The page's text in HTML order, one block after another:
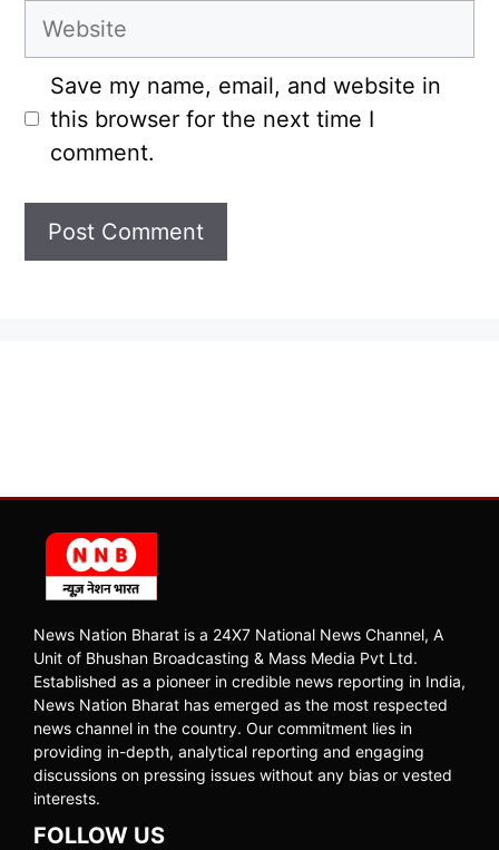
Website
Save my name, email, and website in
this browser for the next time I
comment.
News Nation Bharat is a 24X7 National News Channel, A
Unit of Bhushan Broadcasting & Mass Media Pvt Ltd.
Established as a pioneer in credible news reporting in India,
News Nation Bharat has emerged as the most respected
news channel in the country. Our commitment lies in
providing in-depth, analytical reporting and engaging
discussions on pressing issues without any bias or vested
interests.
FOLLOW US